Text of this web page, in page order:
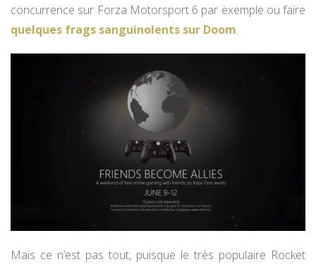
concurrence sur Forza Motorsport 6 par exemple ou faire
quelques frags sanguinolents sur Doom.
Mais ce n’est pas tout, puisque le très populaire Rocket